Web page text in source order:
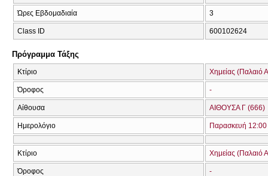
Ώρες Εβδομαδιαία 3
Class ID 600102624
Πρόγραμμα Τάξης
Κτίριο Χημείας (Παλαιό
Όροφος -
Αίθουσα ΑΙΘΟΥΣΑ Γ (666)
Ημερολόγιο Παρασκευή
Κτίριο Χημείας (Παλαιό
Όροφος -